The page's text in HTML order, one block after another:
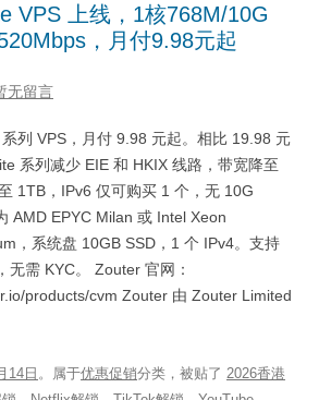
VPS 上线，1核768M/10G
，月付9.98元起
无留言
列 VPS，月付 9.98 元起。相比 19.98 元
系列减少 EIE 和 HKIX 线路，带宽降至
1TB，IPv6 仅可购买 1 个，无 10G
AMD EPYC Milan 或 Intel Xeon
，系统盘 10GB SSD，1 个 IPv4。支持
无需 KYC。 Zouter 官网：
products/cvm Zouter 由 Zouter Limited
14日 。属于优惠促销分类，被贴了 2026香港